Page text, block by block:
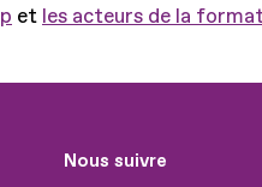
et les acteurs de la
Nous suivre